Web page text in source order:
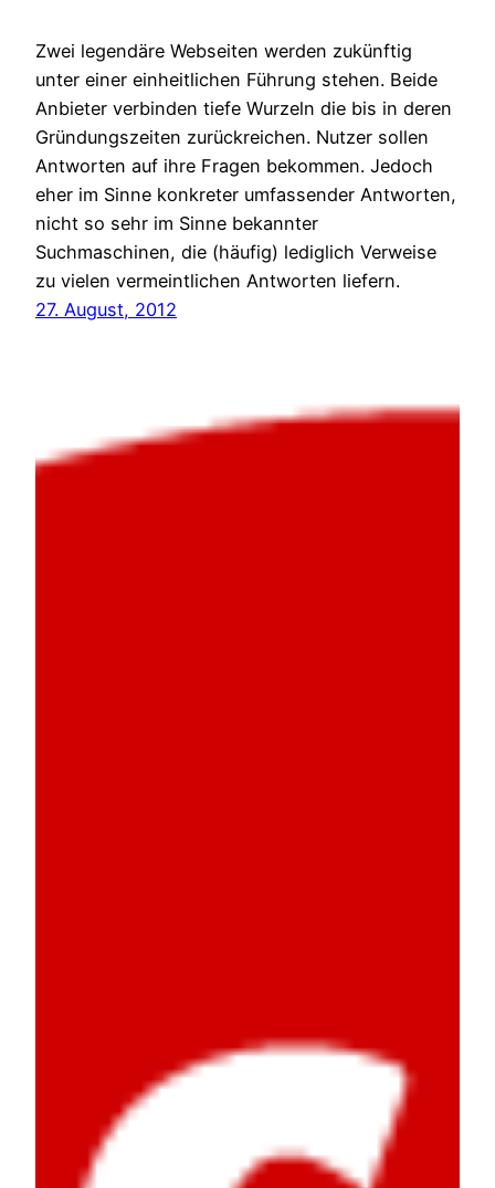
Zwei legendäre Webseiten werden zukünftig
unter einer einheitlichen Führung stehen. Beide
Anbieter verbinden tiefe Wurzeln die bis in deren
Gründungszeiten zurückreichen. Nutzer sollen
Antworten auf ihre Fragen bekommen. Jedoch
eher im Sinne konkreter umfassender Antworten,
nicht so sehr im Sinne bekannter
Suchmaschinen, die (häufig) lediglich Verweise
zu vielen vermeintlichen Antworten liefern.
27. August, 2012